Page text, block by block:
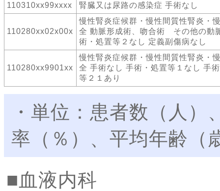
110310xx99xxxx
腎臓又は尿路の感染症 手術なし
110280xx02x00x
慢性腎炎症候群・慢性間質性腎炎・
全 動脈形成術、吻合術 その他の動
術・処置等２なし 定義副傷病なし
110280xx9901xx
慢性腎炎症候群・慢性間質性腎炎・
全 手術なし 手術・処置等１なし 手
等２１あり
・単位：患者数（人
率（％）、平均年齢（
血液内科